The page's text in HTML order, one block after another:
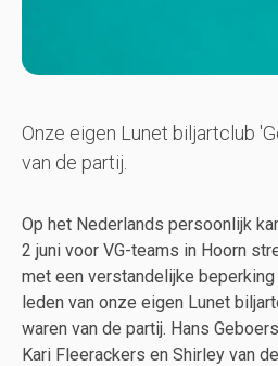
Onze eigen Lunet biljartclub
van de partij.
Op het Nederlands persoonlijk
2 juni voor VG-teams in Hoorn
met een verstandelijke
leden van onze eigen Lunet
waren van de partij. Hans
Kari Fleerackers en Shirley van